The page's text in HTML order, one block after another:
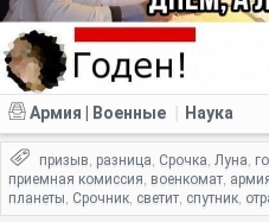
Армия | Военные Наука
призыв, разница, Срочка, Луна,
приемная комиссия, военкомат,
планеты, Срочник, светит, спутник,